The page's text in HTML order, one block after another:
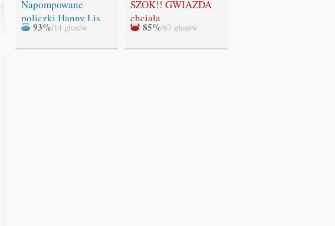
Napompowane
policzki Hanny Lis
93%/14 głosów
"Zmierzchu" NIE
BĘDZIE!!!
SZOK!! GWIAZDA
chciała
WYSTRZELAĆ
swoich fanów!!!
85%/67 głosów